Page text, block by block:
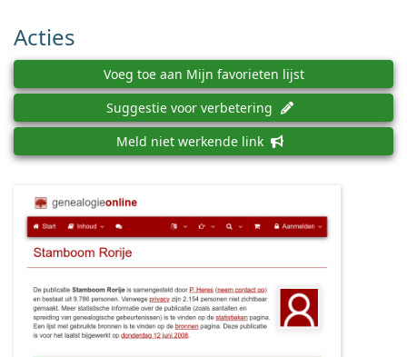
Acties
Voeg toe aan Mijn favorieten lijst
Suggestie voor verbetering
Meld niet werkende link